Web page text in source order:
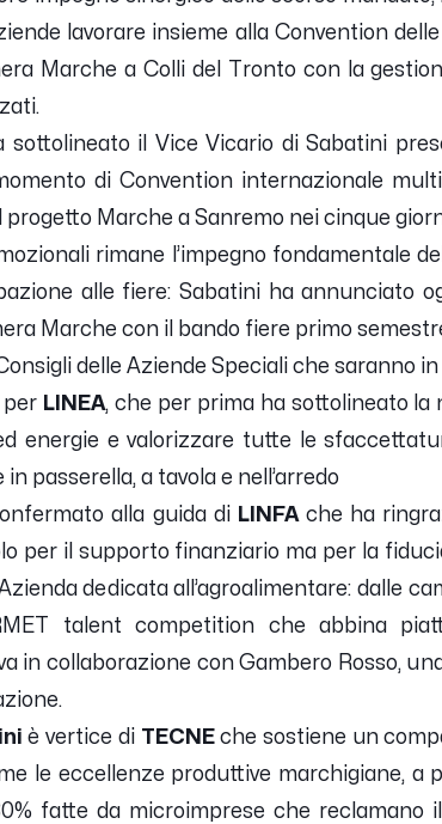
lavorare insieme alla Convention
Marche a Colli del Tronto con la
sottolineato il Vice Vicario di Sabatini
di Convention internazionale
progetto Marche a Sanremo nei cinque
rimane l’impegno fondamentale
alle fiere: Sabatini ha annunciato
Marche con il bando fiere primo
delle Aziende Speciali che saranno
per LINEA, che per prima ha sottolineato la
energie e valorizzare tutte le
passerella, a tavola e nell’arredo
alla guida di LINFAche ha
per il supporto finanziario ma per la
dedicata all’agroalimentare: dalle
talent competition che abbina
in collaborazione con Gambero Rosso,
è vertice di TECNEche sostiene un
le eccellenze produttive marchigiane, a
fatte da microimprese che